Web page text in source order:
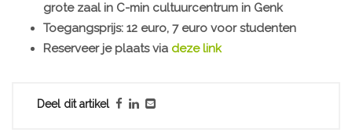
grote zaal in C-min cultuurcentrum in Genk
Toegangsprijs: 12 euro, 7 euro voor studenten
Reserveer je plaats via deze link
Deel dit artikel